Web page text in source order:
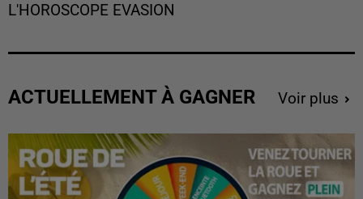
L'HOROSCOPE EVASION
ACTUELLEMENT À GAGNER Voir plus